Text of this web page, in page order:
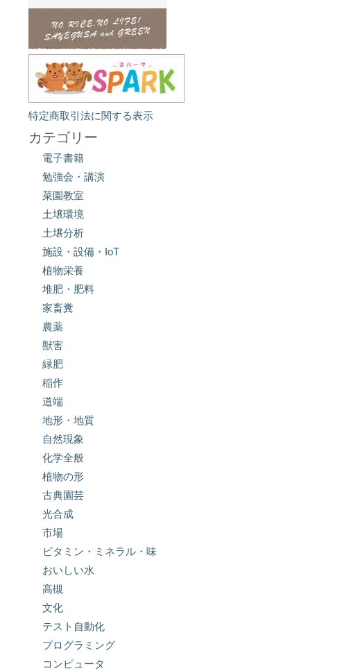
特定商取引法に関する表示
カテゴリー
電子書籍
勉強会・講演
菜園教室
土壌環境
土壌分析
施設・設備・IoT
植物栄養
堆肥・肥料
家畜糞
農薬
獣害
緑肥
稲作
道端
地形・地質
自然現象
化学全般
植物の形
古典園芸
光合成
市場
ビタミン・ミネラル・味
おいしい水
高槻
文化
テスト自動化
プログラミング
コンピュータ